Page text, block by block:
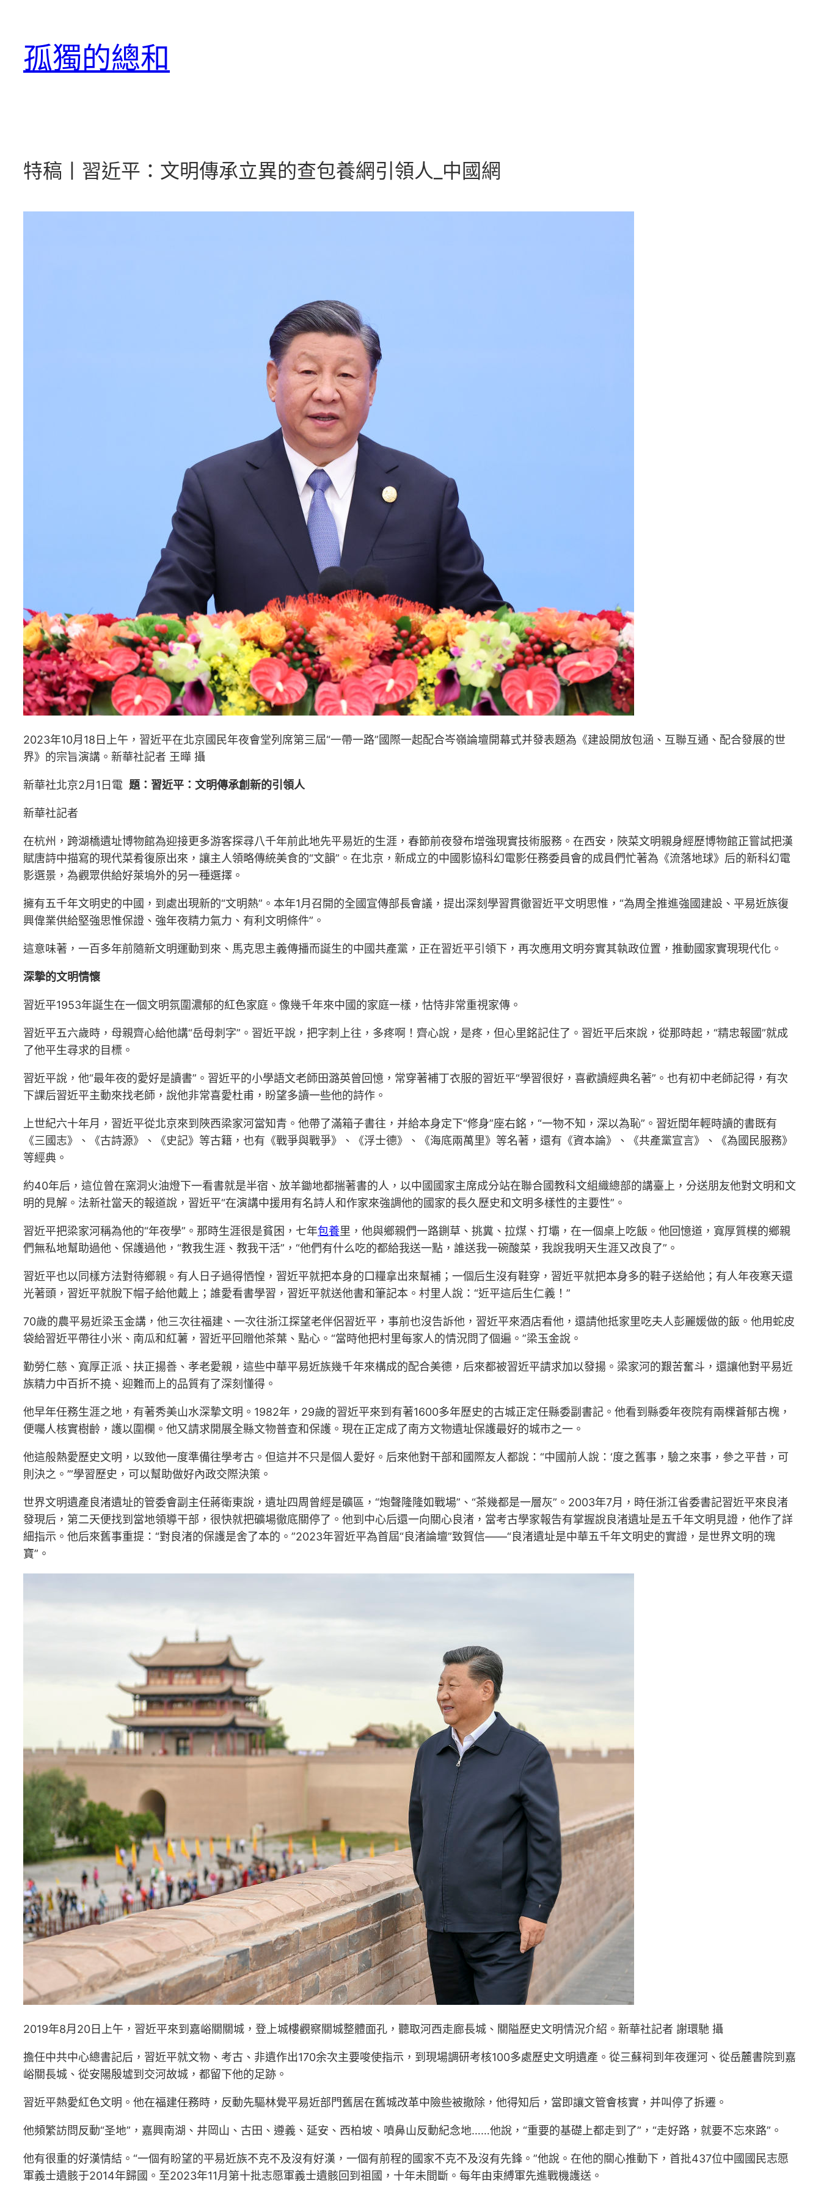
孤獨的總和
特稿丨習近平：文明傳承立異的查包養網引領人_中國網
2023年10月18日上午，習近平在北京國民年夜會堂列席第三屆“一帶一路”國際一起配合岑嶺論壇開幕式并發表題為《建設開放包涵、互聯互通、配合發展的世
界》的宗旨演講。新華社記者 王曄 攝
新華社北京2月1日電 題：習近平：文明傳承創新的引領人
新華社記者
在杭州，跨湖橋遺址博物館為迎接更多游客探尋八千年前此地先平易近的生涯，春節前夜發布增強現實技術服務。在西安，陜菜文明親身經歷博物館正嘗試把漢
賦唐詩中描寫的現代菜肴復原出來，讓主人領略傳統美食的“文韻”。在北京，新成立的中國影協科幻電影任務委員會的成員們忙著為《流落地球》后的新科幻電
影選景，為觀眾供給好萊塢外的另一種選擇。
擁有五千年文明史的中國，到處出現新的“文明熱”。本年1月召開的全國宣傳部長會議，提出深刻學習貫徹習近平文明思惟，“為周全推進強國建設、平易近族復
興偉業供給堅強思惟保證、強年夜精力氣力、有利文明條件”。
這意味著，一百多年前隨新文明運動到來、馬克思主義傳播而誕生的中國共產黨，正在習近平引領下，再次應用文明夯實其執政位置，推動國家實現現代化。
深摯的文明情懷
習近平1953年誕生在一個文明氛圍濃郁的紅色家庭。像幾千年來中國的家庭一樣，怙恃非常重視家傳。
習近平五六歲時，母親齊心給他講“岳母刺字”。習近平說，把字刺上往，多疼啊！齊心說，是疼，但心里銘記住了。習近平后來說，從那時起，“精忠報國”就成
了他平生尋求的目標。
習近平說，他“最年夜的愛好是讀書”。習近平的小學語文老師田潞英曾回憶，常穿著補丁衣服的習近平“學習很好，喜歡讀經典名著”。也有初中老師記得，有次
下課后習近平主動來找老師，說他非常喜愛杜甫，盼望多讀一些他的詩作。
上世紀六十年月，習近平從北京來到陜西梁家河當知青。他帶了滿箱子書往，并給本身定下“修身”座右銘，“一物不知，深以為恥”。習近閏年輕時讀的書既有
《三國志》、《古詩源》、《史記》等古籍，也有《戰爭與戰爭》、《浮士德》、《海底兩萬里》等名著，還有《資本論》、《共產黨宣言》、《為國民服務》
等經典。
約40年后，這位曾在窯洞火油燈下一看書就是半宿、放羊鋤地都揣著書的人，以中國國家主席成分站在聯合國教科文組織總部的講臺上，分送朋友他對文明和文
明的見解。法新社當天的報道說，習近平“在演講中援用有名詩人和作家來強調他的國家的長久歷史和文明多樣性的主要性”。
習近平把梁家河稱為他的“年夜學”。那時生涯很是貧困，七年包養里，他與鄉親們一路鍘草、挑糞、拉煤、打壩，在一個桌上吃飯。他回憶道，寬厚質樸的鄉親
們無私地幫助過他、保護過他，“教我生涯、教我干活”，“他們有什么吃的都給我送一點，誰送我一碗酸菜，我說我明天生涯又改良了”。
習近平也以同樣方法對待鄉親。有人日子過得恓惶，習近平就把本身的口糧拿出來幫補；一個后生沒有鞋穿，習近平就把本身多的鞋子送給他；有人年夜寒天還
光著頭，習近平就脫下帽子給他戴上；誰愛看書學習，習近平就送他書和筆記本。村里人說：“近平這后生仁義！”
70歲的農平易近梁玉金講，他三次往福建、一次往浙江探望老伴侶習近平，事前也沒告訴他，習近平來酒店看他，還請他抵家里吃夫人彭麗媛做的飯。他用蛇皮
袋給習近平帶往小米、南瓜和紅薯，習近平回贈他茶葉、點心。“當時他把村里每家人的情況問了個遍。”梁玉金說。
勤勞仁慈、寬厚正派、扶正揚善、孝老愛親，這些中華平易近族幾千年來構成的配合美德，后來都被習近平請求加以發揚。梁家河的艱苦奮斗，還讓他對平易近
族精力中百折不撓、迎難而上的品質有了深刻懂得。
他早年任務生涯之地，有著秀美山水深摯文明。1982年，29歲的習近平來到有著1600多年歷史的古城正定任縣委副書記。他看到縣委年夜院有兩棵蒼郁古槐，
便囑人核實樹齡，護以圍欄。他又請求開展全縣文物普查和保護。現在正定成了南方文物遺址保護最好的城市之一。
他這般熱愛歷史文明，以致他一度準備往學考古。但這并不只是個人愛好。后來他對干部和國際友人都說：“中國前人說：‘度之舊事，驗之來事，參之平昔，可
則決之。’”學習歷史，可以幫助做好內政交際決策。
世界文明遺產良渚遺址的管委會副主任蔣衛東說，遺址四周曾經是礦區，“炮聲隆隆如戰場”、“茶幾都是一層灰”。2003年7月，時任浙江省委書記習近平來良渚
發現后，第二天便找到當地領導干部，很快就把礦場徹底關停了。他到中心后還一向關心良渚，當考古學家報告有掌握說良渚遺址是五千年文明見證，他作了詳
細指示。他后來舊事重提：“對良渚的保護是舍了本的。”2023年習近平為首屆“良渚論壇”致賀信——“良渚遺址是中華五千年文明史的實證，是世界文明的瑰
寶”。
2019年8月20日上午，習近平來到嘉峪關關城，登上城樓觀察關城整體面孔，聽取河西走廊長城、關隘歷史文明情況介紹。新華社記者 謝環馳 攝
擔任中共中心總書記后，習近平就文物、考古、非遺作出170余次主要唆使指示，到現場調研考核100多處歷史文明遺產。從三蘇祠到年夜運河、從岳麓書院到嘉
峪關長城、從安陽殷墟到交河故城，都留下他的足跡。
習近平熱愛紅色文明。他在福建任務時，反動先驅林覺平易近部門舊居在舊城改革中險些被撤除，他得知后，當即讓文管會核實，并叫停了拆遷。
他頻繁訪問反動“圣地”，嘉興南湖、井岡山、古田、遵義、延安、西柏坡、噴鼻山反動紀念地……他說，“重要的基礎上都走到了”，“走好路，就要不忘來路”。
他有很重的好漢情結。“一個有盼望的平易近族不克不及沒有好漢，一個有前程的國家不克不及沒有先鋒。”他說。在他的關心推動下，首批437位中國國民志愿
軍義士遺骸于2014年歸國。至2023年11月第十批志愿軍義士遺骸回到祖國，十年未間斷。每年由束縛軍先進戰機護送。